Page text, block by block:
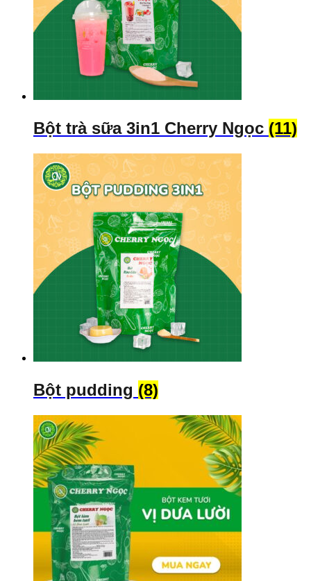
Bột trà sữa 3in1 Cherry Ngọc (11)
Bột pudding (8)